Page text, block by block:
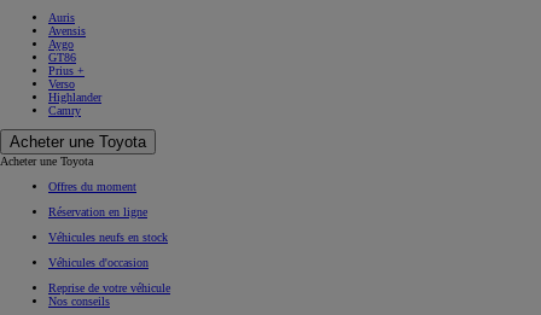
Auris
Avensis
Aygo
GT86
Prius +
Verso
Highlander
Camry
Acheter une Toyota
Acheter une Toyota
Offres du moment
Réservation en ligne
Véhicules neufs en stock
Véhicules d'occasion
Reprise de votre véhicule
Nos conseils